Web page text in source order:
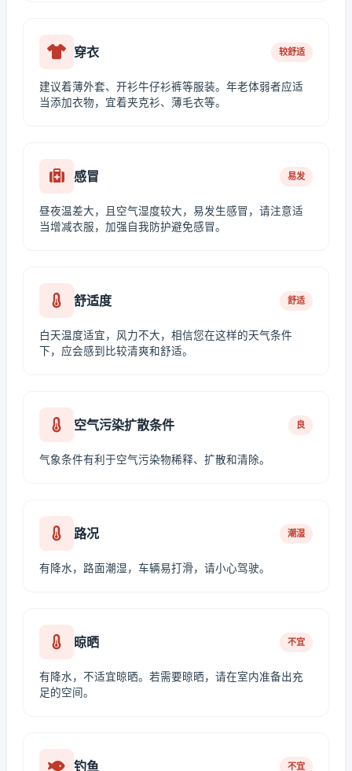
穿衣 较舒适
建议着薄外套、开衫牛仔衫裤等服装。年老体弱者应适
当添加衣物，宜着夹克衫、薄毛衣等。
感冒 易发
昼夜温差大，且空气湿度较大，易发生感冒，请注意适
当增减衣服，加强自我防护避免感冒。
舒适度 舒适
白天温度适宜，风力不大，相信您在这样的天气条件
下，应会感到比较清爽和舒适。
空气污染扩散条件 良
气象条件有利于空气污染物稀释、扩散和清除。
路况 潮湿
有降水，路面潮湿，车辆易打滑，请小心驾驶。
晾晒 不宜
有降水，不适宜晾晒。若需要晾晒，请在室内准备出充
足的空间。
钓鱼 不宜